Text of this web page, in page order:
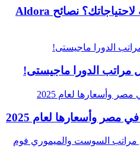
كيف تختار المرتبة المناسبة لاحتياجاتك؟ نصائح Aldora
مراتب الدورا ماجيستى!
وأسعارها لعام 2025